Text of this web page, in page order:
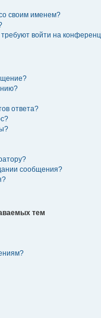
своим именем?
войти на
ответа?
сообщения?
тем